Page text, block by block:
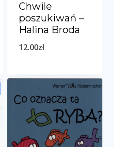
Chwile
poszukiwań –
Halina Broda
12.00zł